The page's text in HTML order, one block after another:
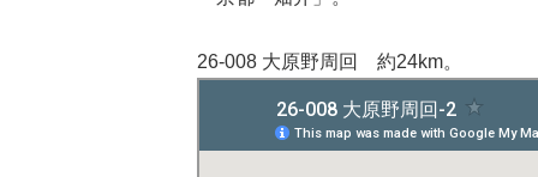
26-008 大原野周回 約24km。